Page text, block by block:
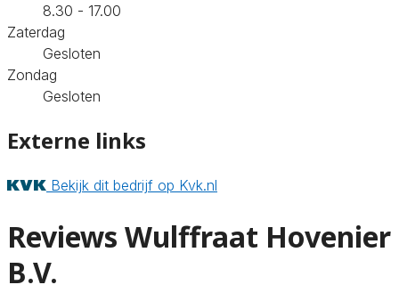
8.30 - 17.00
Zaterdag
Gesloten
Zondag
Gesloten
Externe links
Bekijk dit bedrijf op Kvk.nl
Reviews Wulffraat Hovenier
B.V.